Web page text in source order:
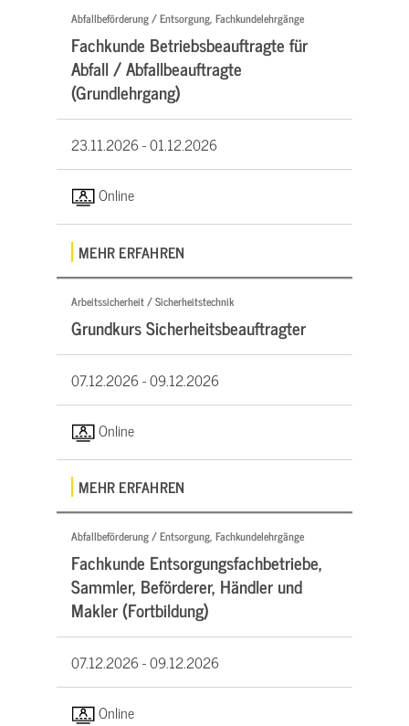
Abfallbeförderung / Entsorgung, Fachkundelehrgänge
Fachkunde Betriebsbeauftragte für
Abfall / Abfallbeauftragte
(Grundlehrgang)
23.11.2026 -01.12.2026
Online
MEHR ERFAHREN
Arbeitssicherheit / Sicherheitstechnik
Grundkurs Sicherheitsbeauftragter
07.12.2026 -09.12.2026
Online
MEHR ERFAHREN
Abfallbeförderung / Entsorgung, Fachkundelehrgänge
Fachkunde Entsorgungsfachbetriebe,
Sammler, Beförderer, Händler und
Makler (Fortbildung)
07.12.2026 -09.12.2026
Online